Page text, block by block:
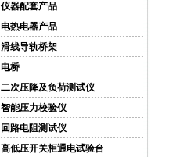
仪器配套产品
电热电器产品
滑线导轨桥架
电桥
二次压降及负荷测试仪
智能压力校验仪
回路电阻测试仪
高低压开关柜通电试验台